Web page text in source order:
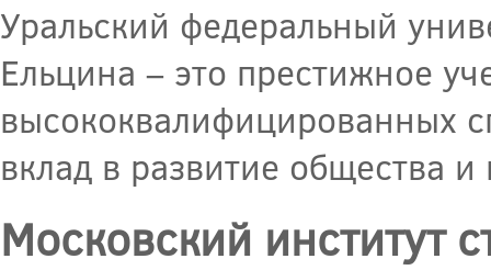
Уральский федеральный
Ельцина – это престижное
высококвалифицированных
вклад в развитие общества и
Московский институт